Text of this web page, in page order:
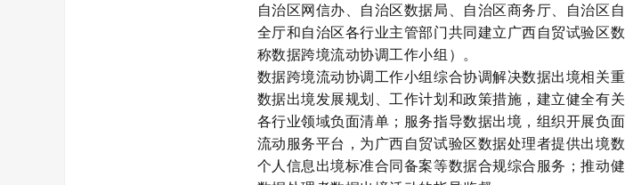
自治区网信办、自治区数据局、自治区商务厅、自治区
全厅和自治区各行业主管部门共同建立广西自贸试验区
称数据跨境流动协调工作小组）。
数据跨境流动协调工作小组综合协调解决数据出境相关
数据出境发展规划、工作计划和政策措施，建立健全有
各行业领域负面清单；服务指导数据出境，组织开展负
流动服务平台，为广西自贸试验区数据处理者提供出境
个人信息出境标准合同备案等数据合规综合服务；推动